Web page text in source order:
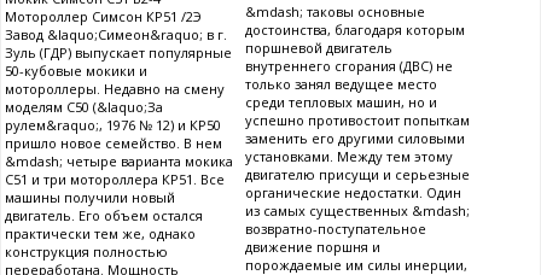
Мотороллер Симсон КР51 /2Э
Завод &laquo;Симеон&raquo; в г.
Зуль (ГДР) выпускает популярные
50-кубовые мокики и
мотороллеры. Недавно на смену
моделям С50 (&laquo;За
рулем&raquo;, 1976 № 12) и КР50
пришло новое семейство. В нем
&mdash; четыре варианта мокика
С51 и три мотороллера КР51. Все
машины получили новый
двигатель. Его объем остался
практически тем же, однако
конструкция полностью
переработана. Мощность
&mdash; таковы основные
достоинства, благодаря которым
поршневой двигатель
внутреннего сгорания (ДВС) не
только занял ведущее место
среди тепловых машин, но и
успешно противостоит попыткам
заменить его другими силовыми
установками. Между тем этому
двигателю присущи и серьезные
органические недостатки. Один
из самых существенных &mdash;
возвратно-поступательное
движение поршня и
порождаемые им силы инерции,